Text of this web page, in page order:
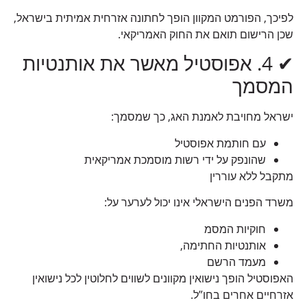
לפיכך, הפורמט המקוון הופך לחתונה אזרחית אמיתית בישראל,
שכן הרישום תואם את החוק האמריקאי.
✔ 4. אפוסטיל מאשר את אותנטיות
המסמך
ישראל מחויבת לאמנת האג, כך שמסמך:
עם חותמת אפוסטיל
שהונפק על ידי רשות מוסמכת אמריקאית
מתקבל ללא עוררין
משרד הפנים הישראלי אינו יכול לערער על:
חוקיות המסמ
אותנטיות החתימה,
מעמד הרשם
האפוסטיל הופך נישואין מקוונים לשווים לחלוטין לכל נישואין
אזרחיים אחרים בחו”ל.